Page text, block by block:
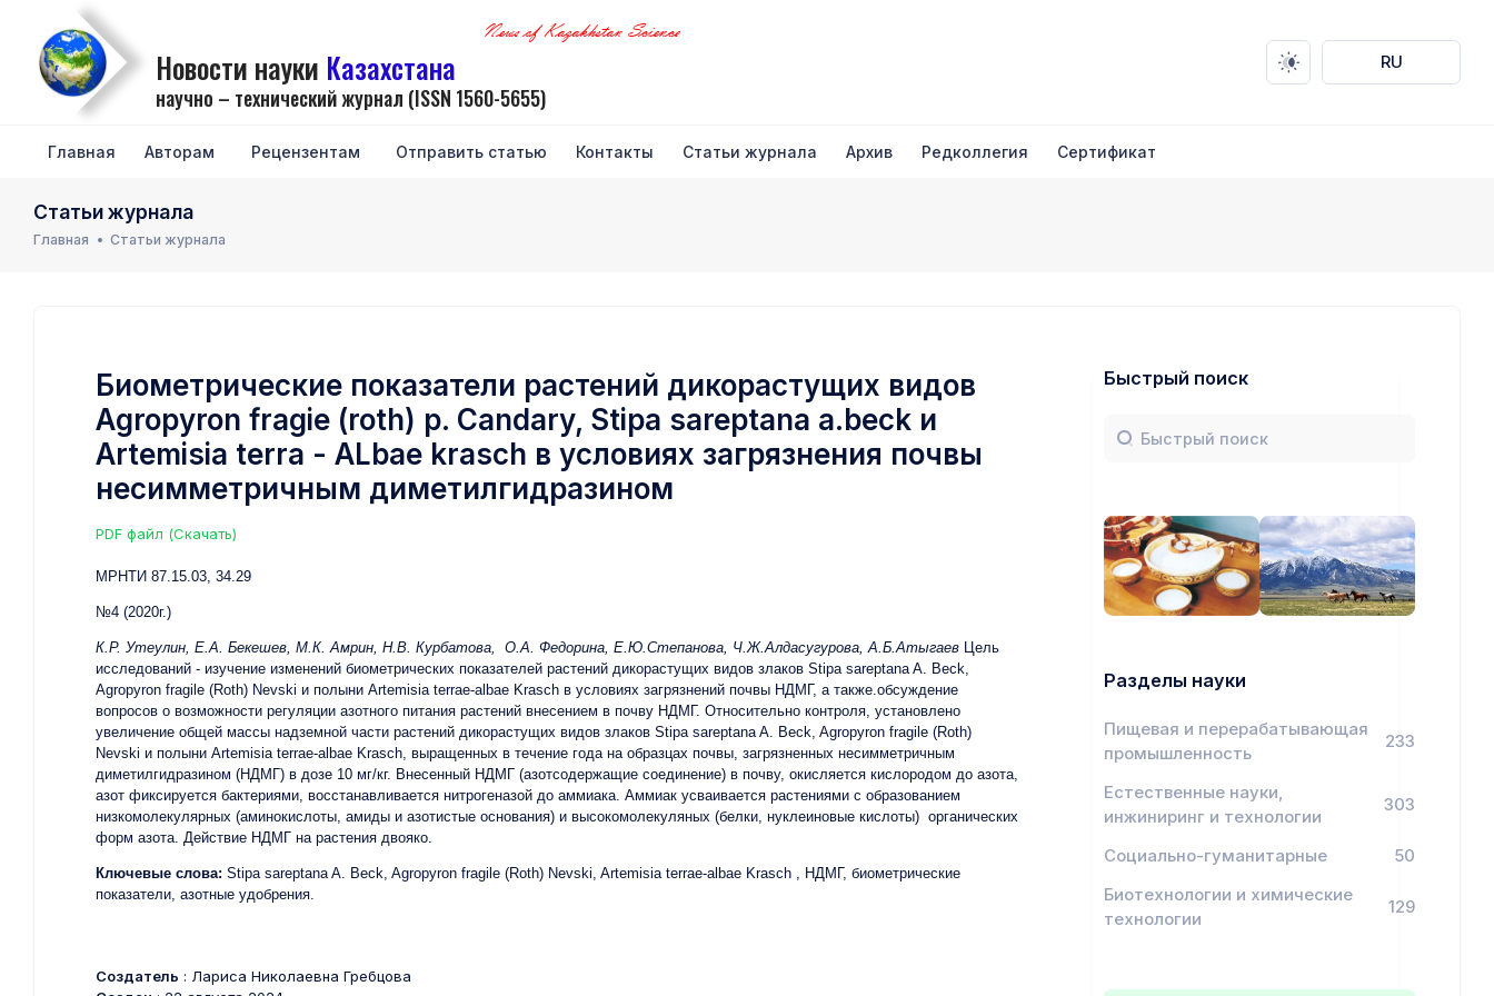
News of Kazakhstan Science
Новости науки Казахстана
научно – технический журнал (ISSN 1560-5655)
RU
Главная Авторам Рецензентам Отправить статью Контакты Статьи журнала Архив Редколлегия Сертификат
Статьи журнала
Главная Статьи журнала
Биометрические показатели растений дикорастущих видов
Agropyron fragie (roth) p. Candary, Stipa sareptana a.beck и
Artemisia terra - ALbae krasch в условиях загрязнения почвы
несимметричным диметилгидразином
PDF файл (Скачать)
МРНТИ 87.15.03, 34.29
№4 (2020г.)
К.Р. Утеулин, Е.А. Бекешев, М.К. Амрин, Н.В. Курбатова, О.А. Федорина, Е.Ю.Степанова, Ч.Ж.Алдасугурова, А.Б.Атыгаев Цель
исследований - изучение изменений биометрических показателей растений дикорастущих видов злаков Stipa sareptana A. Beck,
Agropyron fragile (Roth) Nevski и полыни Artemisia terraе-albaе Krasch в условиях загрязнений почвы НДМГ, а также.обсуждение
вопросов о возможности регуляции азотного питания растений внесением в почву НДМГ. Относительно контроля, установлено
увеличение общей массы надземной части растений дикорастущих видов злаков Stipa sareptana A. Beck, Agropyron fragile (Roth)
Nevski и полыни Artemisia terraе-albaе Krasch, выращенных в течение года на образцах почвы, загрязненных несимметричным
диметилгидразином (НДМГ) в дозе 10 мг/кг. Внесенный НДМГ (азотсодержащие соединение) в почву, окисляется кислородом до азота,
азот фиксируется бактериями, восстанавливается нитрогеназой до аммиака. Аммиак усваивается растениями с образованием
низкомолекулярных (аминокислоты, амиды и азотистые основания) и высокомолекуляных (белки, нуклеиновые кислоты) органических
форм азота. Действие НДМГ на растения двояко.
Ключевые слова: Stipa sareptana A. Beck, Agropyron fragile (Roth) Nevski, Artemisia terraе-albaе Krasch , НДМГ, биометрические
показатели, азотные удобрения.
Создатель : Лариса Николаевна Гребцова
Быстрый поиск
Разделы науки
Пищевая и перерабатывающая
промышленность
233
Естественные науки,
инжиниринг и технологии
303
Социально-гуманитарные
50
Биотехнологии и химические
технологии
129